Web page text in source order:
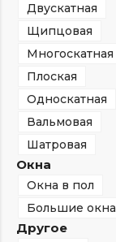
Двускатная
Щипцовая
Многоскатная
Плоская
Односкатная
Вальмовая
Шатровая
Окна
Окна в пол
Большие окна
Другое